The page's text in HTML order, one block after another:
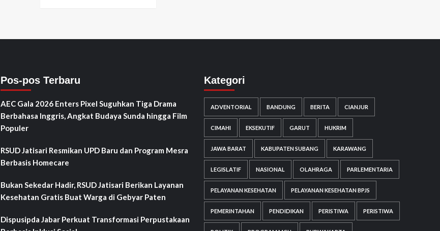
Pos-pos Terbaru
AEC Gala 2026 Enters Pixel Suguhkan Tiga Drama
Berbahasa Inggris, Angkat Budaya Sunda hingga Film
Populer
RSUD Jatisari Resmikan UPD Baru dan Program Mesra
Berbasis Homecare
Bukan Sekedar Hadir, RSUD Jatisari Berikan Layanan
Kesehatan Gratis Buat Warga di Gebyar Paten
Dispusipda Jabar Perkuat Transformasi Perpustakaan
Kategori
ADVENTORIAL BANDUNG BERITA CIANJUR
CIMAHI EKSEKUTIF GARUT HUKRIM
JAWA BARAT KABUPATEN SUBANG KARAWANG
LEGISLATIF NASIONAL OLAHRAGA PARLEMENTARIA
PELAYANAN KESEHATAN PELAYANAN KESEHATAN BPJS
PEMERINTAHAN PENDIDIKAN PERISTIWA PERISTIWA